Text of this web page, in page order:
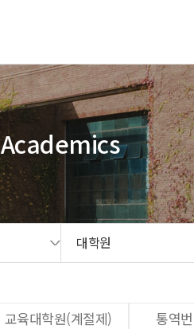
Academics
대학원
교육대학원(계절제)
통역